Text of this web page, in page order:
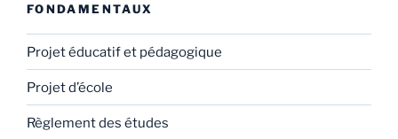
FONDAMENTAUX
Projet éducatif et pédagogique
Projet d’école
Règlement des études